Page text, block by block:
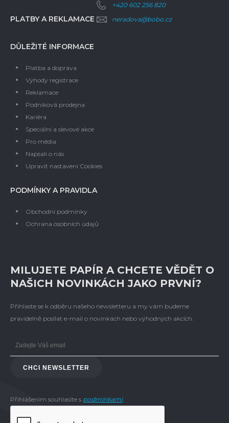
PLATBY A REKLAMACE
+420 602 256 820
neradova@bobo.cz
DŮLEŽITÉ INFORMACE
Platba a doprava
Výhody registrace
Reklamace
Podniková prodejna
Kariéra
Speciální a slevové akce
Pro média
Napsali o nás
Upravit nastavení Cookies
PODMÍNKY A PRAVIDLA
Obchodní podmínky
Ochrana osobních údajů
MILUJETE PAPÍR A CHCETE VĚDĚT O
NAŠICH NOVINKÁCH JAKO PRVNÍ?
Přihlaste se k odběru našeho newsletteru a my vám budeme
pravidelně posílat e-mail o novinkách nebo výhodných akcích.
CHCI NEWSLETTER
Přihlášením souhlasíte s podmínkami.